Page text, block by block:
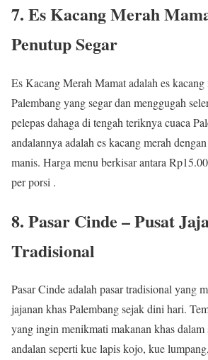
7. Es Kacang Merah
Penutup Segar
Es Kacang Merah Mamat adalah es kacang
Palembang yang segar dan menggugah
pelepas dahaga di tengah teriknya cuaca
andalannya adalah es kacang merah
manis. Harga menu berkisar antara
per porsi .
8. Pasar Cinde – Pusat
Tradisional
Pasar Cinde adalah pasar tradisional yang
jajanan khas Palembang sejak dini hari.
yang ingin menikmati makanan khas
andalan seperti kue lapis kojo, kue